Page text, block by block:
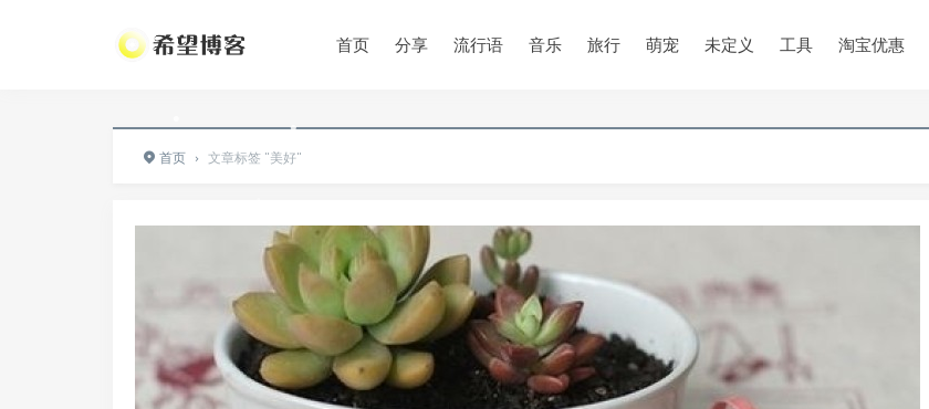
首页 分享 流行语 音乐 旅行 萌宠 未定义 工具 淘宝优惠
首页 › 文章标签 "美好"
•
•